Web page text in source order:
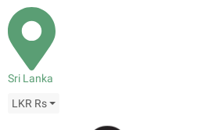
Sri Lanka
LKR Rs